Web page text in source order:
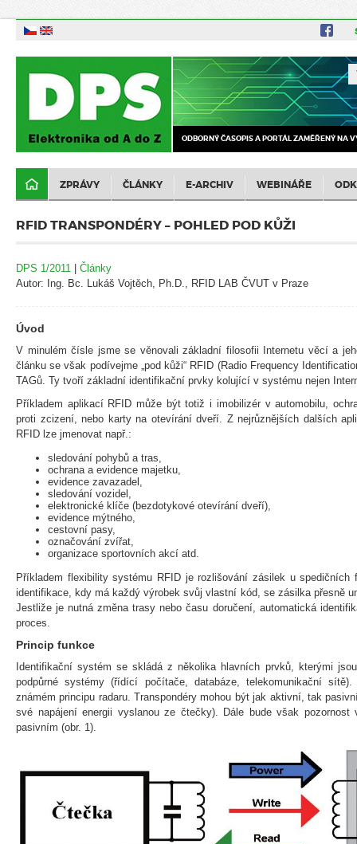
ODBORNÝ ČASOPIS A PORTÁL ZAMĚŘENÝ NA
ZPRÁVY ČLÁNKY E-ARCHIV WEBINÁŘE
RFID TRANSPONDÉRY – POHLED POD KŮŽI
DPS 1/2011 | Články
Autor: Ing. Bc. Lukáš Vojtěch, Ph.D., RFID LAB ČVUT v Praze
Úvod
V minulém čísle jsme se věnovali základní filosofii Internetu věcí a
článku se však podívejme „pod kůži“ RFID (Radio Frequency
TAGů. Ty tvoří základní identifikační prvky kolující v systému nejen
Příkladem aplikací RFID může být totiž i imobilizér v automobilu,
proti zcizení, nebo karty na otevírání dveří. Z nejrůznějších dalších
RFID lze jmenovat např.:
sledování pohybů a tras,
ochrana a evidence majetku,
evidence zavazadel,
sledování vozidel,
elektronické klíče (bezdotykové otevírání dveří),
evidence mýtného,
cestovní pasy,
označování zvířat,
organizace sportovních akcí atd.
Příkladem flexibility systému RFID je rozlišování zásilek u spedičních
identifikace, kdy má každý výrobek svůj vlastní kód, se zásilka přesně
Jestliže je nutná změna trasy nebo času doručení, automatická
proces.
Princip funkce
Identifikační systém se skládá z několika hlavních prvků, kterými
podpůrné systémy (řídící počítače, databáze, telekomunikační
známém principu radaru. Transpondéry mohou být jak aktivní, tak
své napájení energii vyslanou ze čtečky). Dále bude však pozornost
pasivním (obr. 1).